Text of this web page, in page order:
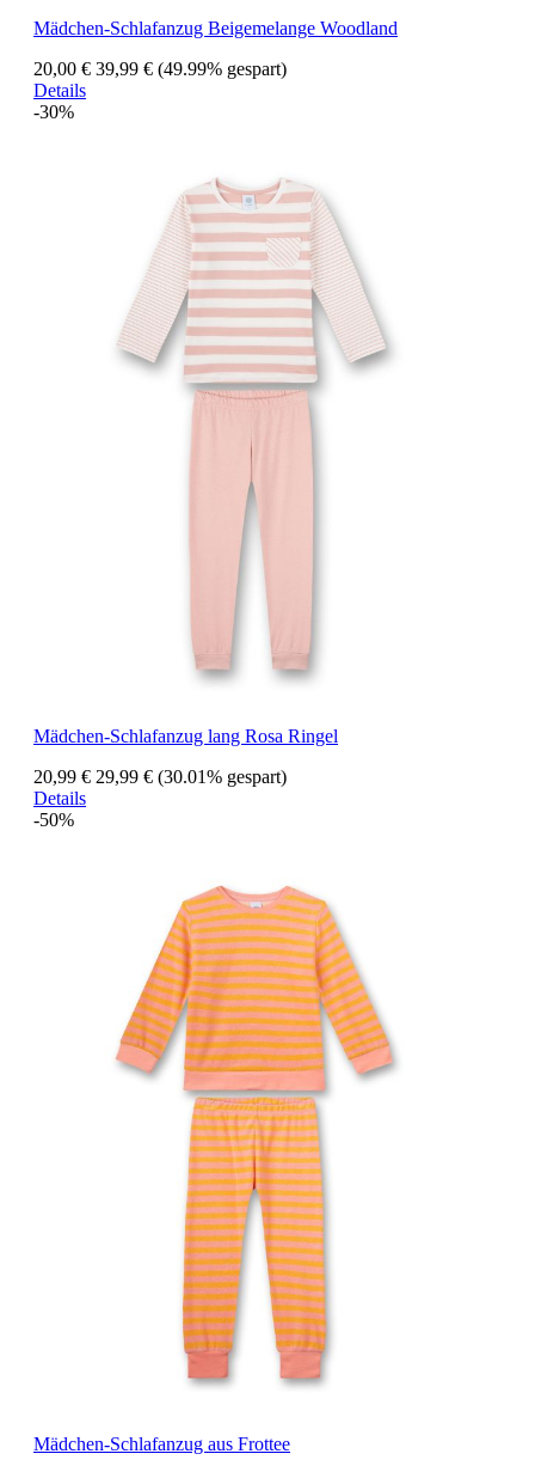
Mädchen-Schlafanzug Beigemelange Woodland
20,00 € 39,99 € (49.99% gespart)
Details
-30%
Mädchen-Schlafanzug lang Rosa Ringel
20,99 € 29,99 € (30.01% gespart)
Details
-50%
Mädchen-Schlafanzug aus Frottee